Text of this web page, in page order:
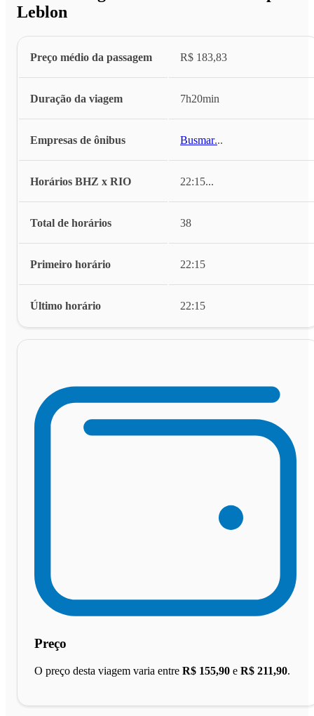
Leblon
Preço médio da passagem R$ 183,83
Duração da viagem 7h20min
Empresas de ônibus Busmar...
Horários BHZ x RIO 22:15...
Total de horários 38
Primeiro horário 22:15
Último horário 22:15
Preço
O preço desta viagem varia entre R$ 155,90 e R$ 211,90.